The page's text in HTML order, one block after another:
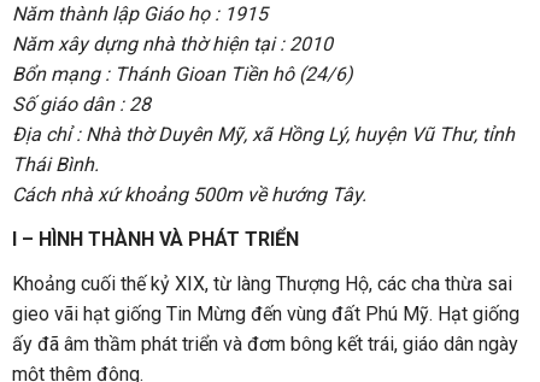
Năm thành lập Giáo họ : 1915
Năm xây dựng nhà thờ hiện tại : 2010
Bổn mạng : Thánh Gioan Tiền hô (24/6)
Số giáo dân : 28
Địa chỉ : Nhà thờ Duyên Mỹ, xã Hồng Lý, huyện Vũ Thư, tỉnh
Thái Bình.
Cách nhà xứ khoảng 500m về hướng Tây.
I – HÌNH THÀNH VÀ PHÁT TRIỂN
Khoảng cuối thế kỷ XIX, từ làng Thượng Hộ, các cha thừa sai
gieo vãi hạt giống Tin Mừng đến vùng đất Phú Mỹ. Hạt giống
ấy đã âm thầm phát triển và đơm bông kết trái, giáo dân ngày
một thêm đông.